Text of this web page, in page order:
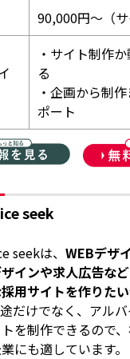
90,000円～（サ
・サイト制作
る
・企画から制
ポート
seek
seekは、WEBデザ
インや求人広告な
用サイトを作りた
だけでなく、アル
を制作できるので
にも適しています。